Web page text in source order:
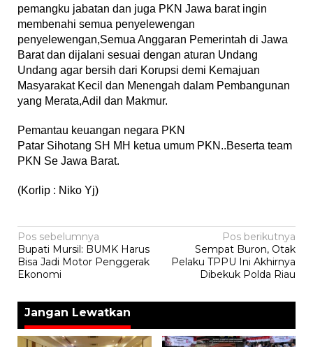
pemangku jabatan dan juga PKN Jawa barat ingin
membenahi semua penyelewengan
penyelewengan,Semua Anggaran Pemerintah di Jawa
Barat dan dijalani sesuai dengan aturan Undang
Undang agar bersih dari Korupsi demi Kemajuan
Masyarakat Kecil dan Menengah dalam Pembangunan
yang Merata,Adil dan Makmur.
Pemantau keuangan negara PKN
Patar Sihotang SH MH ketua umum PKN..Beserta team
PKN Se Jawa Barat.
(Korlip : Niko Yj)
Navigasi
pos
Pos sebelumnya
Bupati Mursil: BUMK Harus
Bisa Jadi Motor Penggerak
Ekonomi
Pos berikutnya
Sempat Buron, Otak
Pelaku TPPU Ini Akhirnya
Dibekuk Polda Riau
Jangan Lewatkan